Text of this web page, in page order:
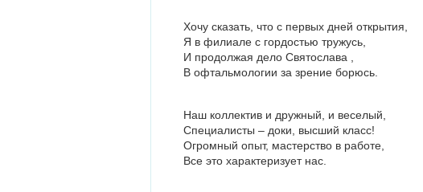
Хочу сказать, что с первых дней открытия,
Я в филиале с гордостью тружусь,
И продолжая дело Святослава ,
В офтальмологии за зрение борюсь.
Наш коллектив и дружный, и веселый,
Специалисты – доки, высший класс!
Огромный опыт, мастерство в работе,
Все это характеризует нас.